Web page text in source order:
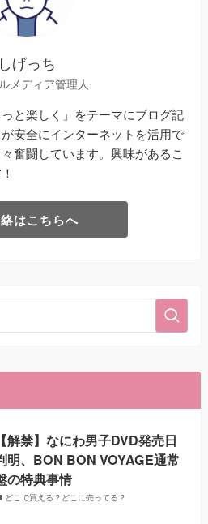
しげっち
メディア管理人
と楽しく」をテーマにブログ記
安全にインターネットを活用で
奮闘しています。興味があるこ
はこちらへ
【解禁】なにわ男子DVD発売日
明、BON BON VOYAGE通常
の特典事情
どこで買える？どこに売ってる？